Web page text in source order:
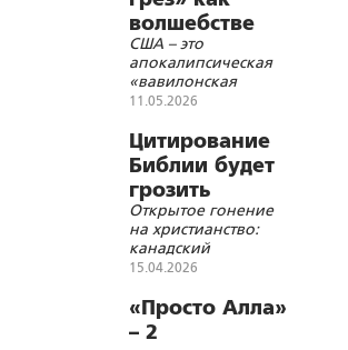
волшебстве
Вавилонской
блудницы
США – это
апокалипсическая
«вавилонская
блудница»
11.05.2026
Цитирование
Библии будет
грозить
тюрьмой
Открытое гонение
на христианство:
канадский
прецедент
15.04.2026
«Просто Алла»
– 2